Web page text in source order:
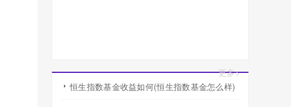
更多>
恒生指数基金收益如何(恒生指数基金怎么样)